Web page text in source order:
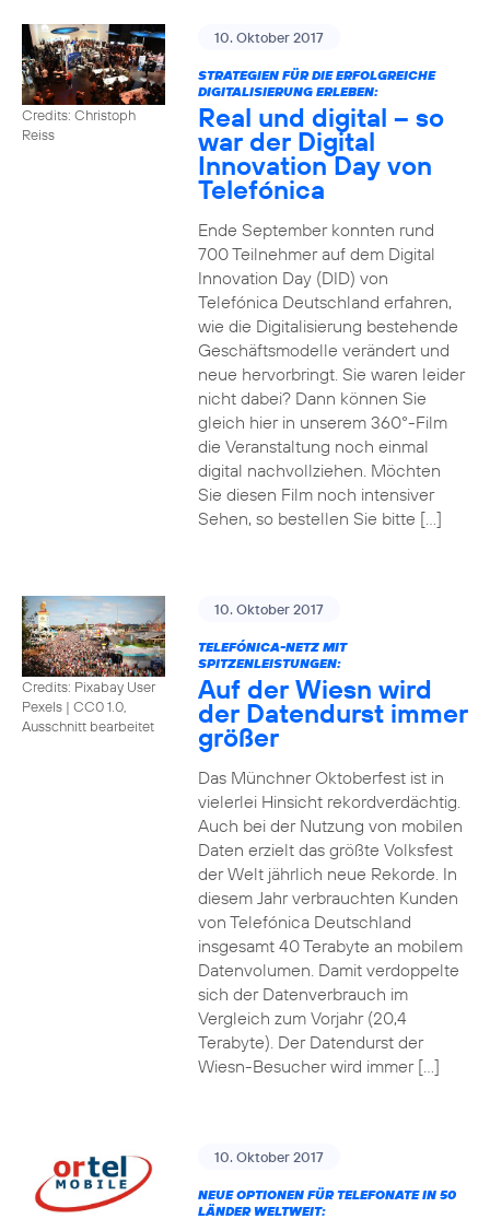
Credits: Christoph
Reiss
10. Oktober 2017
STRATEGIEN FÜR DIE ERFOLGREICHE
DIGITALISIERUNG ERLEBEN:
Real und digital – so
war der Digital
Innovation Day von
Telefónica
Ende September konnten rund
700 Teilnehmer auf dem Digital
Innovation Day (DID) von
Telefónica Deutschland erfahren,
wie die Digitalisierung bestehende
Geschäftsmodelle verändert und
neue hervorbringt. Sie waren leider
nicht dabei? Dann können Sie
gleich hier in unserem 360°-Film
die Veranstaltung noch einmal
digital nachvollziehen. Möchten
Sie diesen Film noch intensiver
Sehen, so bestellen Sie bitte […]
Credits: Pixabay User
Pexels | CC0 1.0,
Ausschnitt bearbeitet
10. Oktober 2017
TELEFÓNICA-NETZ MIT
SPITZENLEISTUNGEN:
Auf der Wiesn wird
der Datendurst immer
größer
Das Münchner Oktoberfest ist in
vielerlei Hinsicht rekordverdächtig.
Auch bei der Nutzung von mobilen
Daten erzielt das größte Volksfest
der Welt jährlich neue Rekorde. In
diesem Jahr verbrauchten Kunden
von Telefónica Deutschland
insgesamt 40 Terabyte an mobilem
Datenvolumen. Damit verdoppelte
sich der Datenverbrauch im
Vergleich zum Vorjahr (20,4
Terabyte). Der Datendurst der
Wiesn-Besucher wird immer […]
10. Oktober 2017
NEUE OPTIONEN FÜR TELEFONATE IN 50
LÄNDER WELTWEIT: